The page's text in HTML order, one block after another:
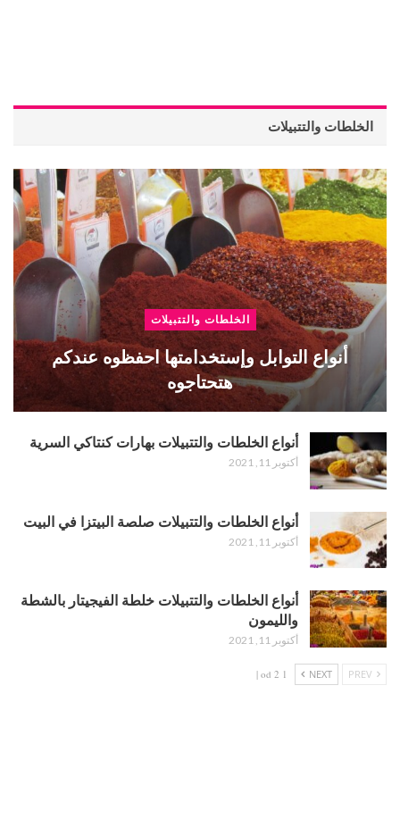
الخلطات والتتبيلات
الخلطات والتتبيلات
أنواع التوابل وإستخدامتها احفظوه عندكم
هتحتاجوه
أنواع الخلطات والتتبيلات بهارات كنتاكي السرية
أكتوبر 11, 2021
أنواع الخلطات والتتبيلات صلصة البيتزا في البيت
أكتوبر 11, 2021
أنواع الخلطات والتتبيلات خلطة الفيجيتار بالشطة
والليمون
أكتوبر 11, 2021
NEXT
1 od 2 |